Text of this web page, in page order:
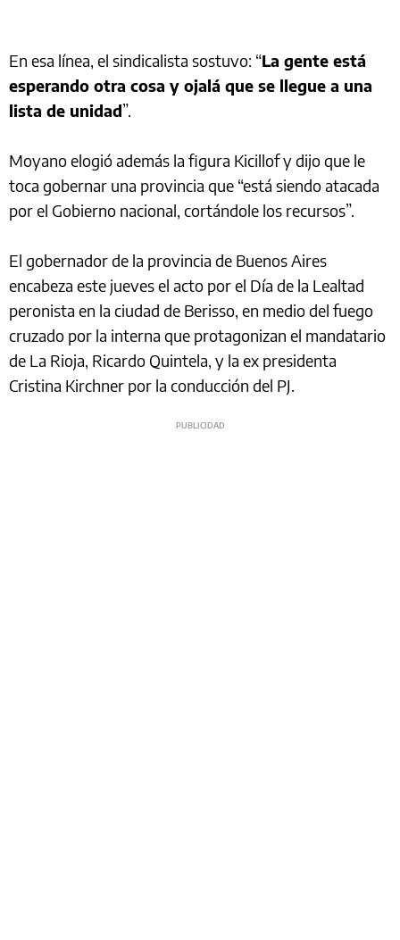
En esa línea, el sindicalista sostuvo: “La gente está
esperando otra cosa y ojalá que se llegue a una
lista de unidad”.
Moyano elogió además la figura Kicillof y dijo que le
toca gobernar una provincia que “está siendo atacada
por el Gobierno nacional, cortándole los recursos”.
El gobernador de la provincia de Buenos Aires
encabeza este jueves el acto por el Día de la Lealtad
peronista en la ciudad de Berisso, en medio del fuego
cruzado por la interna que protagonizan el mandatario
de La Rioja, Ricardo Quintela, y la ex presidenta
Cristina Kirchner por la conducción del PJ.